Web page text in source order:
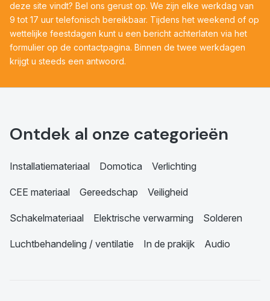
deze site vindt? Bel ons gerust op. We zijn elke werkdag van
9 tot 17 uur telefonisch bereikbaar. Tijdens het weekend of op
wettelijke feestdagen kunt u een bericht achterlaten via het
formulier op de contactpagina. Binnen de twee werkdagen
krijgt u steeds een antwoord.
Ontdek al onze categorieën
Installatiemateriaal Domotica Verlichting
CEE materiaal Gereedschap Veiligheid
Schakelmateriaal Elektrische verwarming Solderen
Luchtbehandeling / ventilatie In de prakijk Audio